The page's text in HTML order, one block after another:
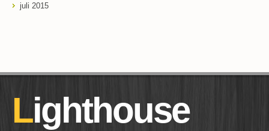
juli 2015
Lighthouse